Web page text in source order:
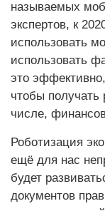
называемых
экспертов, к
использовать
использовать
это
чтобы получать
числе,
Роботизация
ещё для нас
будет
документов